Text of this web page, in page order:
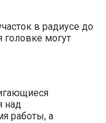
в радиусе до
могут
над
работы, а